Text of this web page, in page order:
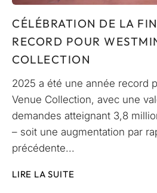
CÉLÉBRATION DE LA
RECORD POUR
COLLECTION
2025 a été une année record
Venue Collection, avec une
demandes atteignant 3,8
– soit une augmentation par
précédente...
LIRE LA SUITE